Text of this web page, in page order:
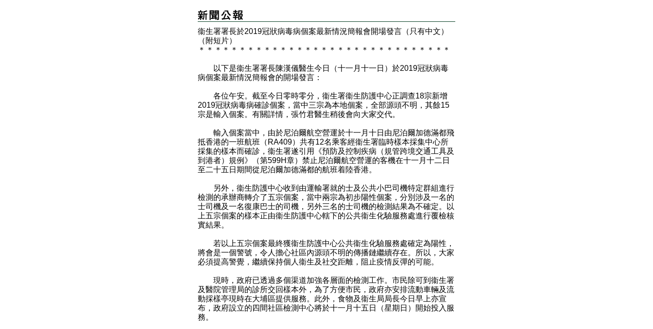
衞生署署長於2019冠狀病毒病個案最新情況簡報會開場發言（只有中文）
（附短片）
＊
＊ ＊ ＊ ＊ ＊ ＊ ＊ ＊ ＊ ＊ ＊ ＊ ＊ ＊ ＊ ＊ ＊ ＊ ＊ ＊ ＊ ＊ ＊ ＊ ＊ ＊ ＊ ＊ ＊ ＊
以下是衞生署署長陳漢儀醫生今日（十一月十一日）於2019冠狀病毒
病個案最新情況簡報會的開場發言：
各位午安。截至今日零時零分，衞生署衞生防護中心正調查18宗新增
2019冠狀病毒病確診個案，當中三宗為本地個案，全部源頭不明，其餘15
宗是輸入個案。有關詳情，張竹君醫生稍後會向大家交代。
輸入個案當中，由於尼泊爾航空營運於十一月十日由尼泊爾加德滿都飛
抵香港的一班航班（RA409）共有12名乘客經衞生署臨時樣本採集中心所
採集的樣本而確診，衞生署遂引用《預防及控制疾病（規管跨境交通工具及
到港者）規例》（第599H章）禁止尼泊爾航空營運的客機在十一月十二日
至二十五日期間從尼泊爾加德滿都的航班着陸香港。
另外，衞生防護中心收到由運輸署就的士及公共小巴司機特定群組進行
檢測的承辦商轉介了五宗個案，當中兩宗為初步陽性個案，分別涉及一名的
士司機及一名復康巴士的司機，另外三名的士司機的檢測結果為不確定。以
上五宗個案的樣本正由衞生防護中心轄下的公共衞生化驗服務處進行覆檢核
實結果。
若以上五宗個案最終獲衞生防護中心公共衞生化驗服務處確定為陽性，
將會是一個警號，令人擔心社區內源頭不明的傳播鏈繼續存在。所以，大家
必須提高警覺，繼續保持個人衞生及社交距離，阻止疫情反彈的可能。
現時，政府已透過多個渠道加強各層面的檢測工作。市民除可到衞生署
及醫院管理局的診所交回樣本外，為了方便市民，政府亦安排流動車輛及流
動採樣亭現時在大埔區提供服務。此外，食物及衞生局局長今日早上亦宣
布，政府設立的四間社區檢測中心將於十一月十五日（星期日）開始投入服
務。